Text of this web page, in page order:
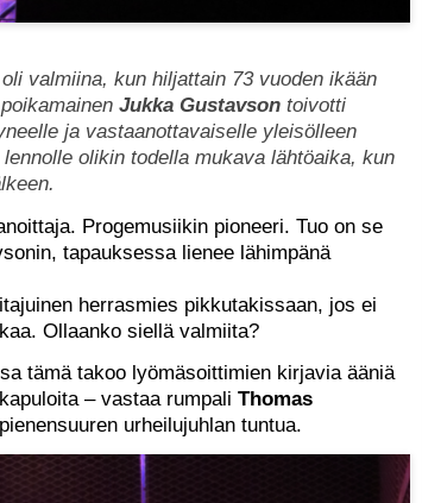
valmiina, kun hiljattain 73 vuoden ikään
Jukka Gustavson toivotti
ja vastaanottavaiselle yleisölleen
olikin todella mukava lähtöaika, kun
Progemusiikin pioneeri. Tuo on se
tapauksessa lienee lähimpänä
herrasmies pikkutakissaan, jos ei
Ollaanko siellä valmiita?
tämä takoo lyömäsoittimien kirjavia ääniä
– vastaa rumpali Thomas
urheilujuhlan tuntua.